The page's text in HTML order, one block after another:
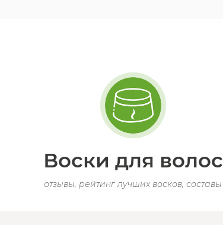
Воски для волос
отзывы, рейтинг лучших восков, составы